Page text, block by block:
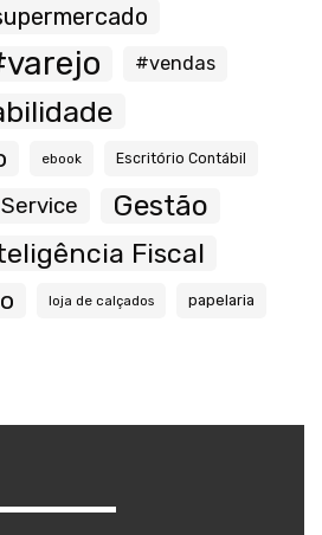
#vendas
ebook Escritório Contábil
Gestão
Fiscal
loja de calçados papelaria